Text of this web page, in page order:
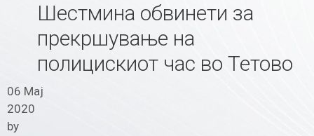
Шестмина обвинети за
прекршување на
полицискиот час во Тетово
06 Мај
2020
by